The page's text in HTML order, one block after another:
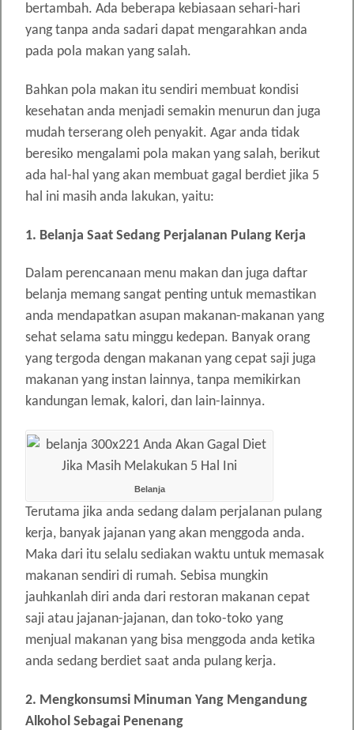
bertambah. Ada beberapa kebiasaan sehari-hari
yang tanpa anda sadari dapat mengarahkan anda
pada pola makan yang salah.
Bahkan pola makan itu sendiri membuat kondisi
kesehatan anda menjadi semakin menurun dan juga
mudah terserang oleh penyakit. Agar anda tidak
beresiko mengalami pola makan yang salah, berikut
ada hal-hal yang akan membuat gagal berdiet jika 5
hal ini masih anda lakukan, yaitu:
1. Belanja Saat Sedang Perjalanan Pulang Kerja
Dalam perencanaan menu makan dan juga daftar
belanja memang sangat penting untuk memastikan
anda mendapatkan asupan makanan-makanan yang
sehat selama satu minggu kedepan. Banyak orang
yang tergoda dengan makanan yang cepat saji juga
makanan yang instan lainnya, tanpa memikirkan
kandungan lemak, kalori, dan lain-lainnya.
Belanja
Terutama jika anda sedang dalam perjalanan pulang
kerja, banyak jajanan yang akan menggoda anda.
Maka dari itu selalu sediakan waktu untuk memasak
makanan sendiri di rumah. Sebisa mungkin
jauhkanlah diri anda dari restoran makanan cepat
saji atau jajanan-jajanan, dan toko-toko yang
menjual makanan yang bisa menggoda anda ketika
anda sedang berdiet saat anda pulang kerja.
2. Mengkonsumsi Minuman Yang Mengandung
Alkohol Sebagai Penenang